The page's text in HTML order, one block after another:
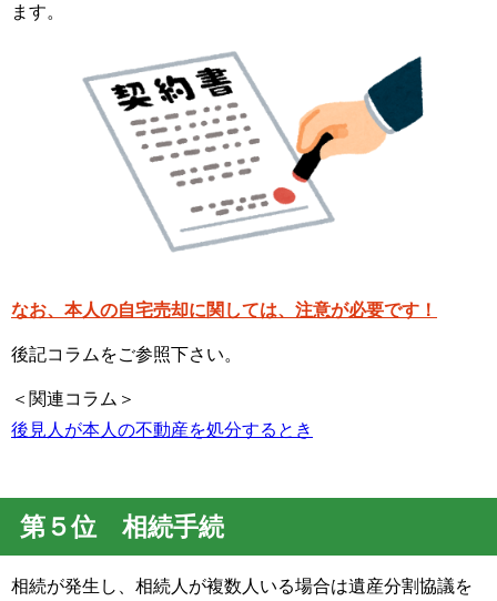
ます。
なお、本人の自宅売却に関しては、注意が必要です！
後記コラムをご参照下さい。
＜関連コラム＞
後見人が本人の不動産を処分するとき
第５位 相続手続
相続が発生し、相続人が複数人いる場合は遺産分割協議を